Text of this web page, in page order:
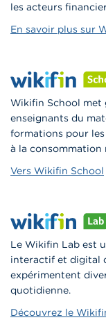
les acteurs
En savoir plus sur
Wikifin School met
enseignants du
formations pour
à la consommation
Vers Wikifin School
Le Wikifin Lab est
interactif et digital
expérimentent
quotidienne.
Découvrez le